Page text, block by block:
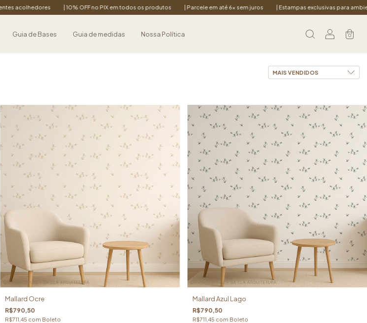
| 10% OFF no PIX em todos os produtos | Parcele em até 6x sem juros | Estampas exclusivas para ambientes acolhedores
Guia de Bases Guia de medidas Nossa Política 0
Mallard Ocre
R$790,50
R$711,45 com Boleto
Mallard Azul Lago
R$790,50
R$711,45 com Boleto